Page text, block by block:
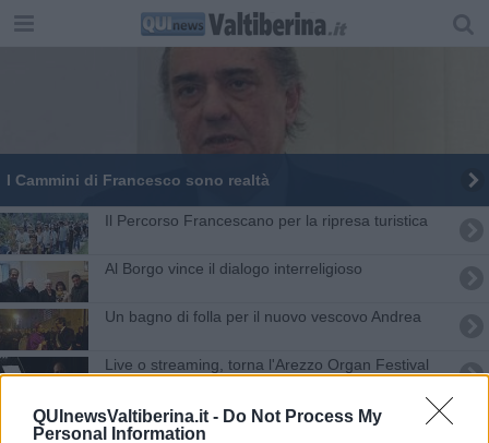
QUInewsValtiberina.it - Do Not Process My
Personal Information
I Cammini di Francesco sono realtà
Il Percorso Francescano per la ripresa turistica
Al Borgo vince il dialogo interreligioso
Un bagno di folla per il nuovo vescovo Andrea
Live o streaming, torna l'Arezzo Organ Festival
Al via il Festival dei Cammini di Francesco